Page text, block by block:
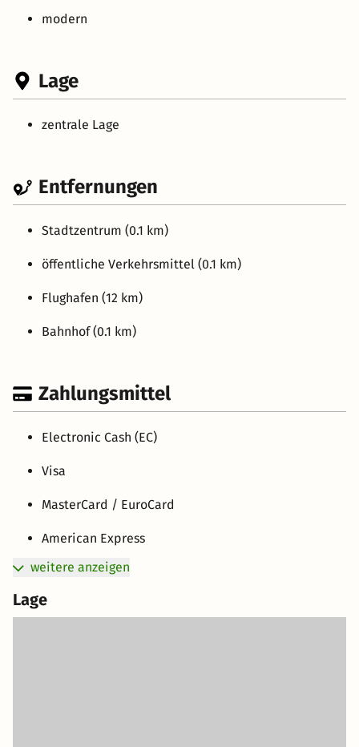
modern
Lage
zentrale Lage
Entfernungen
Stadtzentrum (0.1 km)
öffentliche Verkehrsmittel (0.1 km)
Flughafen (12 km)
Bahnhof (0.1 km)
Zahlungsmittel
Electronic Cash (EC)
Visa
MasterCard / EuroCard
American Express
weitere anzeigen
Lage